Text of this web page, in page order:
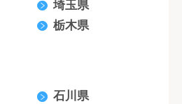
埼玉県
栃木県
石川県